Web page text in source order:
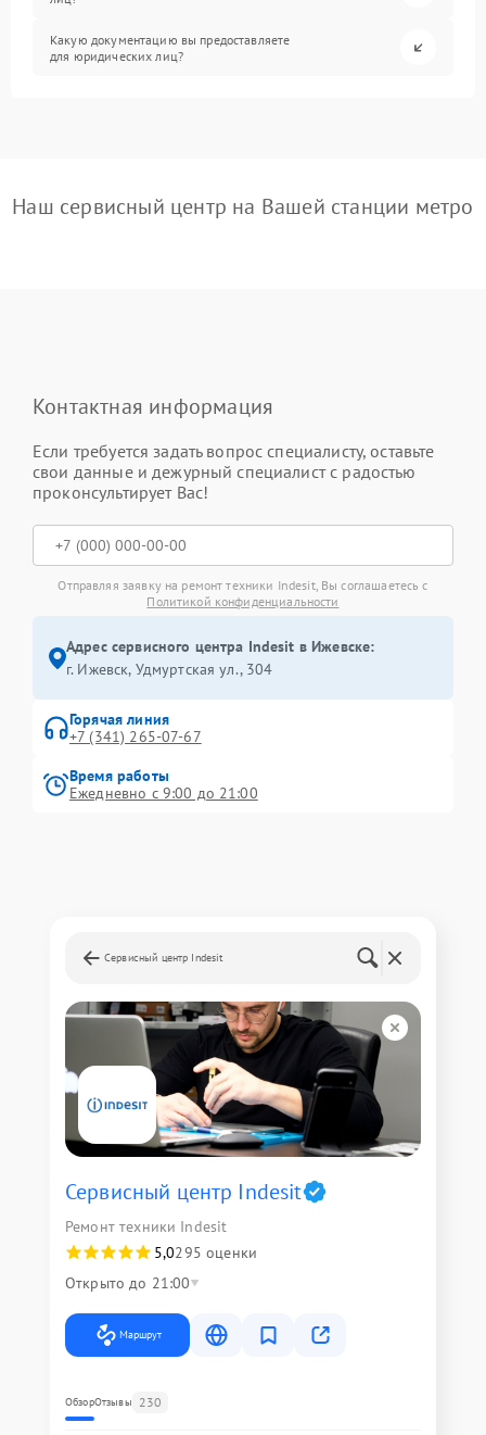
Какую документацию вы предоставляете
для юридических лиц?
Наш сервисный центр на Вашей станции метро
Контактная информация
Если требуется задать вопрос специалисту, оставьте
свои данные и дежурный специалист с радостью
проконсультирует Вас!
Отправляя заявку на ремонт техники Indesit, Вы соглашаетесь с
Политикой конфиденциальности
Адрес сервисного центра Indesit в Ижевске:
г. Ижевск, Удмуртская ул., 304
Горячая линия
+7 (341) 265-07-67
Время работы
Ежедневно с 9:00 до 21:00
Сервисный центр Indesit
Сервисный центр Indesit
Ремонт техники Indesit
5,0295 оценки
Открыто до 21:00
Маршрут
ОбзорОтзывы 230